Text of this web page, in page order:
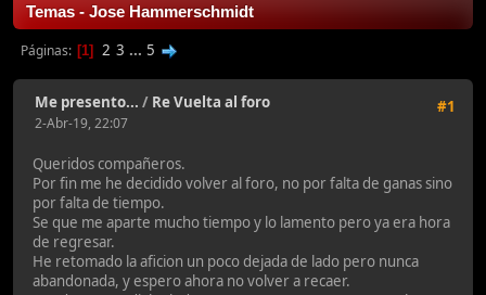
Temas - Jose Hammerschmidt
Páginas 1 2 3 ... 5
#1
Me presento... / Re Vuelta al foro
2-Abr-19, 22:07
Queridos compañeros.
Por fin me he decidido volver al foro, no por falta de ganas sino
por falta de tiempo.
Se que me aparte mucho tiempo y lo lamento pero ya era hora
de regresar.
He retomado la aficion un poco dejada de lado pero nunca
abandonada, y espero ahora no volver a recaer.